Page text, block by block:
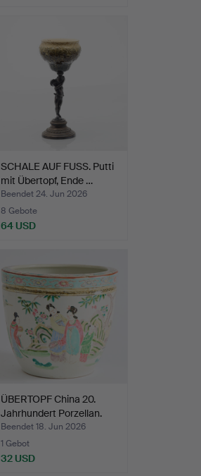
SCHALE AUF FUSS. Putti
mit Übertopf, Ende …
Beendet 24. Jun 2026
8 Gebote
64 USD
ÜBERTOPF China 20.
Jahrhundert Porzellan.
Beendet 18. Jun 2026
1 Gebot
32 USD